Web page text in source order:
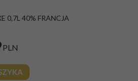
0,7L 40% FRANCJA
PLN